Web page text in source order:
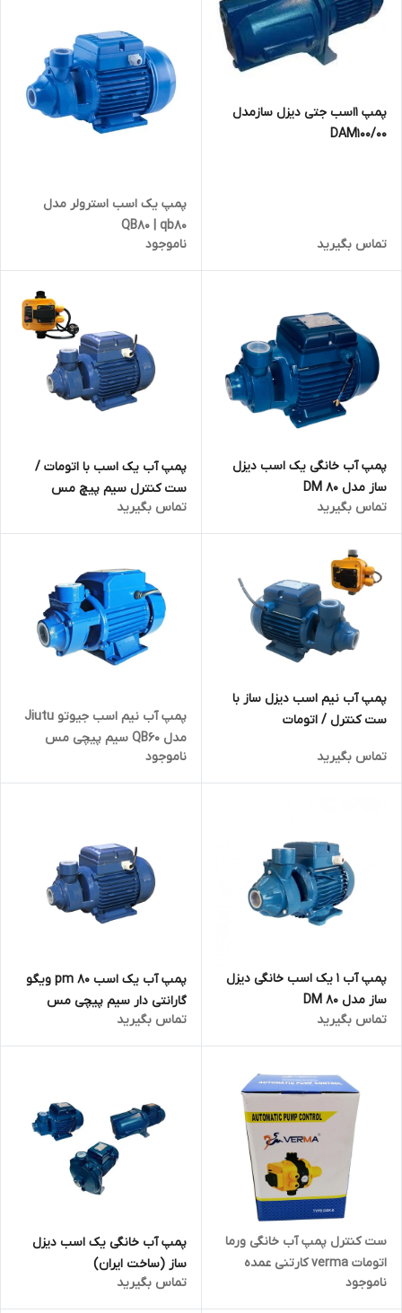
پمپ 1اسب جتی دیزل سازمدل
DAM100/00
تماس بگیرید
پمپ یک اسب استرولر مدل
QB80 | qb80
ناموجود
پمپ آب خانگی یک اسب دیزل
ساز مدل DM 80
تماس بگیرید
پمپ آب یک اسب با اتومات /
ست کنترل سیم پیچ مس
تماس بگیرید
پمپ آب نیم اسب دیزل ساز با
ست کنترل / اتومات
تماس بگیرید
پمپ آب نیم اسب جیوتو Jiutu
مدل QB60 سیم پیچی مس
ناموجود
پمپ آب 1 یک اسب خانگی دیزل
ساز مدل DM 80
تماس بگیرید
پمپ آب یک اسب pm 80 ویگو
گارانتی دار سیم پیچی مس
تماس بگیرید
ست کنترل پمپ آب خانگی ورما
اتومات verma کارتنی عمده
پخش
ناموجود
پمپ آب خانگی یک اسب دیزل
ساز (ساخت ایران)
تماس بگیرید